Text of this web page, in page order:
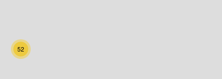
52